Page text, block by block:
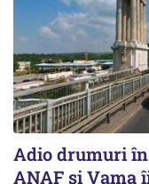
Adio drumuri
ANAF și Vama